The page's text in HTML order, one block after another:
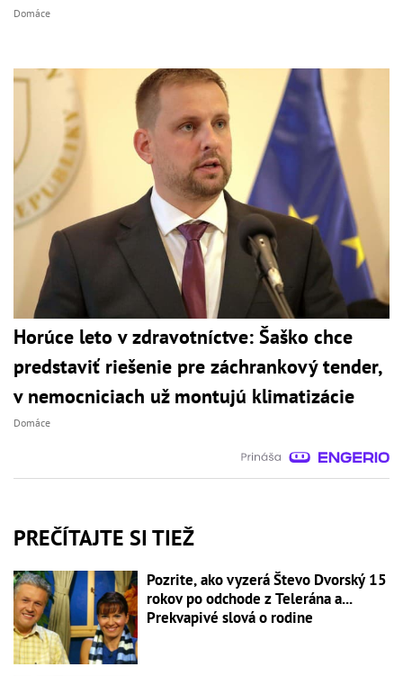
Domáce
Horúce leto v zdravotníctve: Šaško chce
predstaviť riešenie pre záchrankový tender,
v nemocniciach už montujú klimatizácie
Domáce
PREČÍTAJTE SI TIEŽ
Pozrite, ako vyzerá Števo Dvorský 15
rokov po odchode z Telerána a...
Prekvapivé slová o rodine